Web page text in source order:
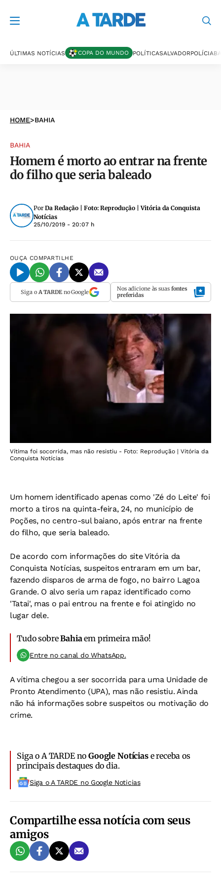
ÚLTIMAS NOTÍCIAS COPA DO MUNDO POLÍTICASALVADORPOLÍCIA
HOME>BAHIA
BAHIA
Homem é morto ao entrar na frente
do filho que seria baleado
Por Da Redação | Foto: Reprodução | Vitória da Conquista
Notícias
25/10/2019 - 20:07 h
OUÇA COMPARTILHE
Siga o A TARDEno Google Nos adicione às suas fontes
preferidas
Vítima foi socorrida, mas não resistiu - Foto: Reprodução | Vitória da
Conquista Notícias
Um homem identificado apenas como 'Zé do Leite' foi
morto a tiros na quinta-feira, 24, no município de
Poções, no centro-sul baiano, após entrar na frente
do filho, que seria baleado.
De acordo com informações do site Vitória da
Conquista Notícias, suspeitos entraram em um bar,
fazendo disparos de arma de fogo, no bairro Lagoa
Grande. O alvo seria um rapaz identificado como
'Tatai', mas o pai entrou na frente e foi atingido no
lugar dele.
Tudo sobreBahia em primeira mão!
Entre no canal do WhatsApp.
A vítima chegou a ser socorrida para uma Unidade de
Pronto Atendimento (UPA), mas não resistiu. Ainda
não há informações sobre suspeitos ou motivação do
crime.
Siga o A TARDE noGoogle Notíciase receba os
principais destaques do dia.
Siga o A TARDE no Google Noticias
Compartilhe essa notícia com seus
amigos